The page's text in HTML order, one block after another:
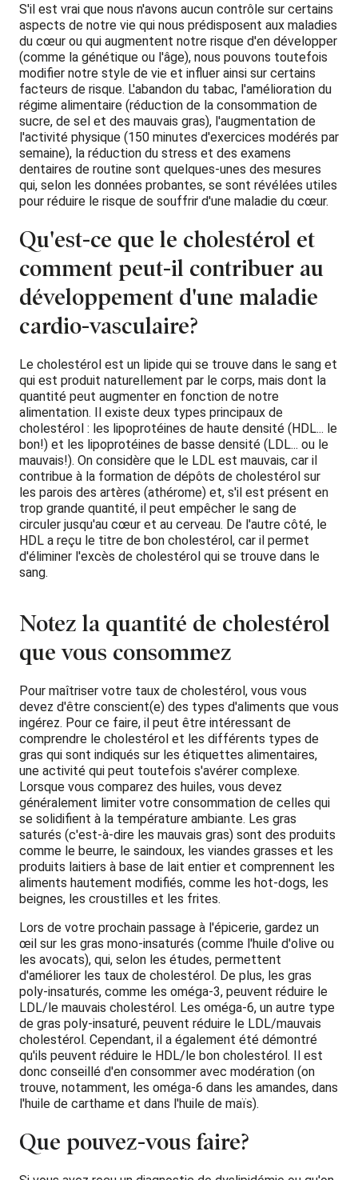
S'il est vrai que nous n'avons aucun contrôle sur certains
aspects de notre vie qui nous prédisposent aux maladies
du cœur ou qui augmentent notre risque d'en développer
(comme la génétique ou l'âge), nous pouvons toutefois
modifier notre style de vie et influer ainsi sur certains
facteurs de risque. L'abandon du tabac, l'amélioration du
régime alimentaire (réduction de la consommation de
sucre, de sel et des mauvais gras), l'augmentation de
l'activité physique (150 minutes d'exercices modérés par
semaine), la réduction du stress et des examens
dentaires de routine sont quelques-unes des mesures
qui, selon les données probantes, se sont révélées utiles
pour réduire le risque de souffrir d'une maladie du cœur.
Qu'est-ce que le cholestérol et
comment peut-il contribuer au
développement d'une maladie
cardio-vasculaire?
Le cholestérol est un lipide qui se trouve dans le sang et
qui est produit naturellement par le corps, mais dont la
quantité peut augmenter en fonction de notre
alimentation. Il existe deux types principaux de
cholestérol : les lipoprotéines de haute densité (HDL... le
bon!) et les lipoprotéines de basse densité (LDL... ou le
mauvais!). On considère que le LDL est mauvais, car il
contribue à la formation de dépôts de cholestérol sur
les parois des artères (athérome) et, s'il est présent en
trop grande quantité, il peut empêcher le sang de
circuler jusqu'au cœur et au cerveau. De l'autre côté, le
HDL a reçu le titre de bon cholestérol, car il permet
d'éliminer l'excès de cholestérol qui se trouve dans le
sang.
Notez la quantité de cholestérol
que vous consommez
Pour maîtriser votre taux de cholestérol, vous vous
devez d'être conscient(e) des types d'aliments que vous
ingérez. Pour ce faire, il peut être intéressant de
comprendre le cholestérol et les différents types de
gras qui sont indiqués sur les étiquettes alimentaires,
une activité qui peut toutefois s'avérer complexe.
Lorsque vous comparez des huiles, vous devez
généralement limiter votre consommation de celles qui
se solidifient à la température ambiante. Les gras
saturés (c'est-à-dire les mauvais gras) sont des produits
comme le beurre, le saindoux, les viandes grasses et les
produits laitiers à base de lait entier et comprennent les
aliments hautement modifiés, comme les hot-dogs, les
beignes, les croustilles et les frites.
Lors de votre prochain passage à l'épicerie, gardez un
œil sur les gras mono-insaturés (comme l'huile d'olive ou
les avocats), qui, selon les études, permettent
d'améliorer les taux de cholestérol. De plus, les gras
poly-insaturés, comme les oméga-3, peuvent réduire le
LDL/le mauvais cholestérol. Les oméga-6, un autre type
de gras poly-insaturé, peuvent réduire le LDL/mauvais
cholestérol. Cependant, il a également été démontré
qu'ils peuvent réduire le HDL/le bon cholestérol. Il est
donc conseillé d'en consommer avec modération (on
trouve, notamment, les oméga-6 dans les amandes, dans
l'huile de carthame et dans l'huile de maïs).
Que pouvez-vous faire?